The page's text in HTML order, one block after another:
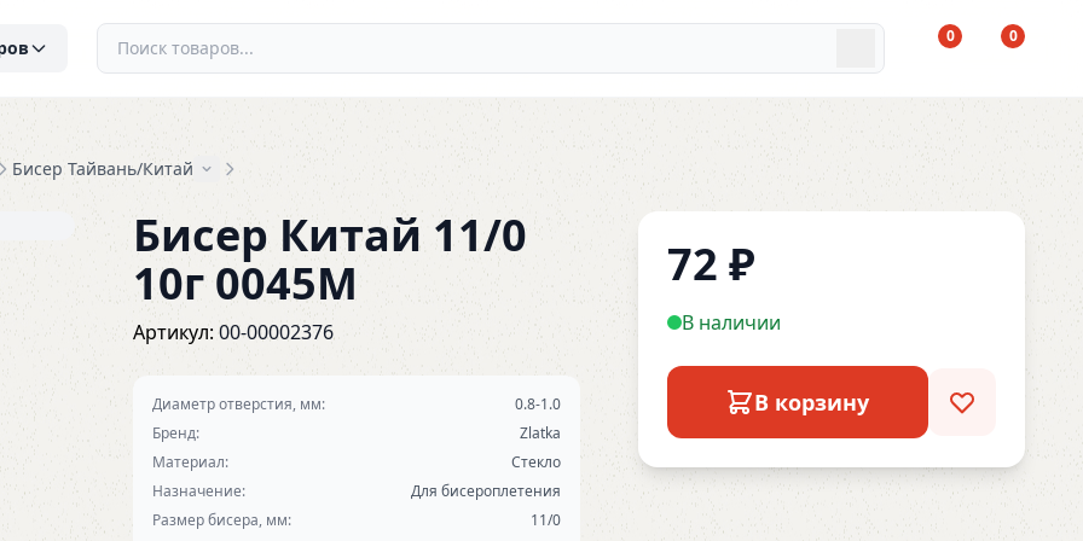
0 0
Бисер Тайвань/Китай
Бисер Китай 11/0
10г 0045М
Артикул:00-00002376
Диаметр отверстия, мм:
0.8-1.0
Бренд:
Zlatka
Материал:
Стекло
Назначение:
Для бисероплетения
Размер бисера, мм:
11/0
72 ₽
В наличии
В корзину